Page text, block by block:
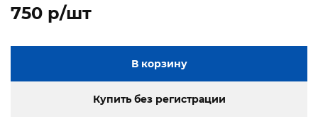
750 p/шт
В корзину
Купить без регистрации